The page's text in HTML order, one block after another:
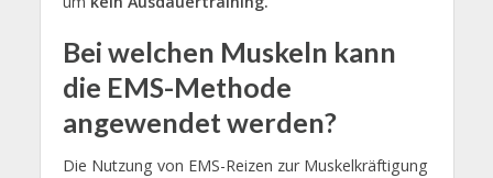
Bei welchen Muskeln kann
die EMS-Methode
angewendet werden?
Die Nutzung von EMS-Reizen zur Muskelkräftigung